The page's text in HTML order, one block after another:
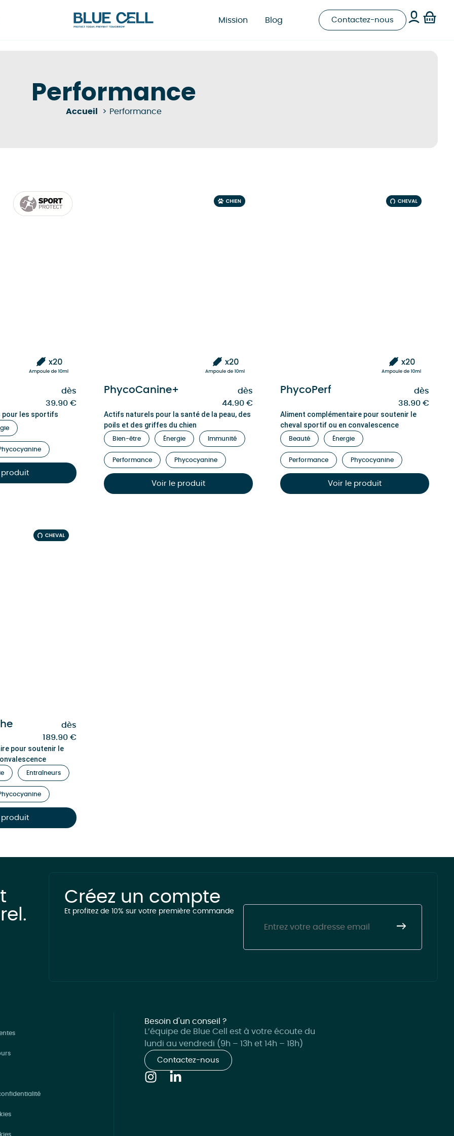
Mission Blog Contactez-nous
Performance
Accueil Performance
dès
39.90 €
pour les sportifs
produit
PhycoCanine+
dès
44.90 €
Actifs naturels pour la santé de la peau, des
poils et des griffes du chien
Bien-être Énergie Immunité
Performance Phycocyanine
Voir le produit
PhycoPerf
dès
38.90 €
Aliment complémentaire pour soutenir le
cheval sportif ou en convalescence
Beauté Énergie
Performance Phycocyanine
Voir le produit
dès
189.90 €
pour soutenir le
Entraîneurs
produit
Créez un compte
Et profitez de 10% sur votre première commande
Besoin d'un conseil ?
L’équipe de Blue Cell est à votre écoute du
lundi au vendredi (9h – 13h et 14h – 18h)
Contactez-nous